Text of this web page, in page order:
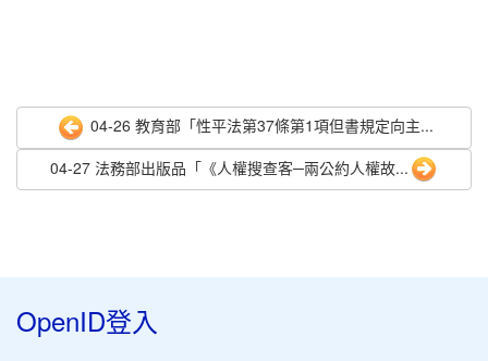
04-26 教育部「性平法第37條第1項但書規定向主...
04-27 法務部出版品「《人權搜查客─兩公約人權故...
OpenID登入